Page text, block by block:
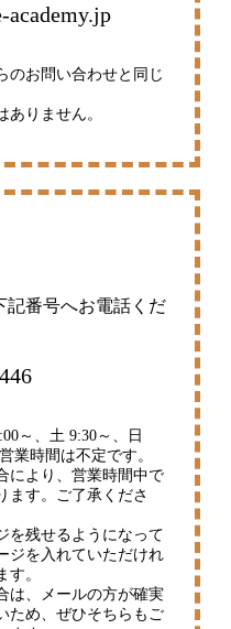
のお問い合わせと同じ
ありません。
記番号へお電話くだ
～、土 9:30～、日
業時間は不定です。
により、営業時間中で
ます。ご了承くださ
を残せるようになって
ジを入れていただけれ
す。
は、メールの方が確実
ため、ぜひそちらもご